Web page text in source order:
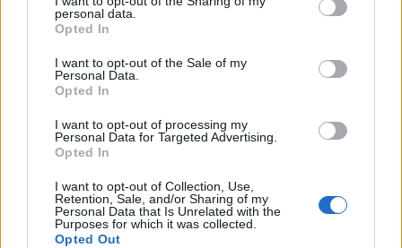
grant or deny consent to Google and its third-party tags to
use your data for below specified purposes in below Google
consent section.
personal data.
Opted In
I want to opt-out of the Sale of my
Personal Data.
Opted In
I want to opt-out of processing my
Personal Data for Targeted Advertising.
Opted In
I want to opt-out of Collection, Use,
Retention, Sale, and/or Sharing of my
Personal Data that Is Unrelated with the
Purposes for which it was collected.
Opted Out
Martínez. En caso de que el central no se recupere de sus
Cuatro lesionados que volverán en la jornada 19
Varios jugadores lesionados han
aprovechado el parón de la
jornada 19. ¡Buen momento para
pujar por ellos!